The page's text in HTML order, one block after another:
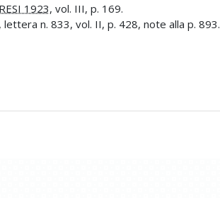
1923, vol. III, p. 169.
, lettera n. 833, vol. II, p. 428, note alla p. 893.